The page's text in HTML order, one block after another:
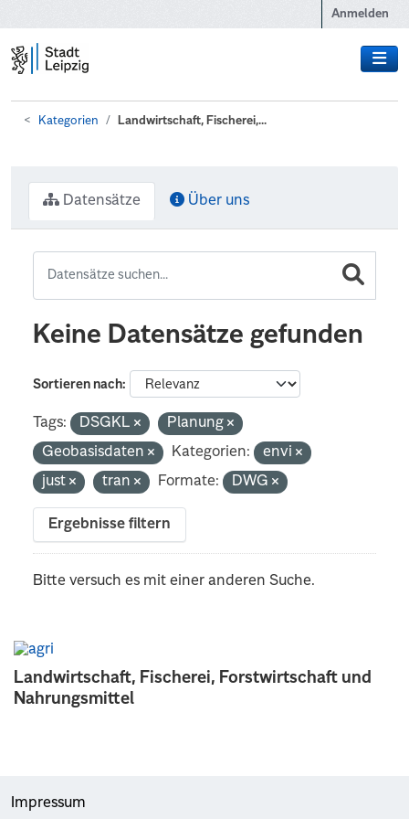
Anmelden
Kategorien Landwirtschaft, Fischerei,...
Landwirtschaft, Fischerei, Forstwirtschaft und
Nahrungsmittel
Datensätze Über uns
Keine Datensätze gefunden
Sortieren nach
Tags: DSGKL
Planung
Geobasisdaten
Kategorien:
envi
just
tran Formate: DWG
Ergebnisse filtern
Bitte versuch es mit einer anderen Suche.
Impressum